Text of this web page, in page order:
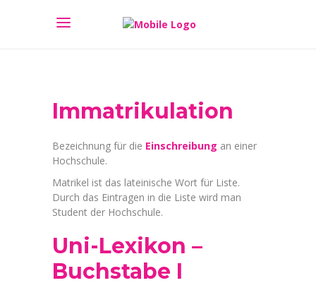
Immatrikulation
Bezeichnung für die Einschreibung an einer
Hochschule.
Matrikel ist das lateinische Wort für Liste.
Durch das Eintragen in die Liste wird man
Student der Hochschule.
Uni-Lexikon –
Buchstabe I